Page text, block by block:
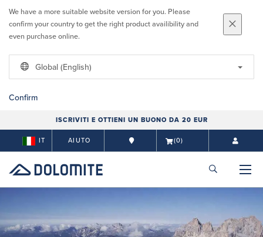
We have a more suitable website version for you. Please
confirm your country to get the right product availibility and
even purchase online.
Global (English)
Confirm
ISCRIVITI E OTTIENI UN BUONO DA 20 EUR
IT AIUTO (0)